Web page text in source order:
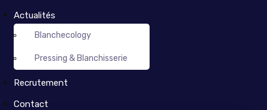
Actualités
Blanchecology
Pressing & Blanchisserie
Recrutement
Contact